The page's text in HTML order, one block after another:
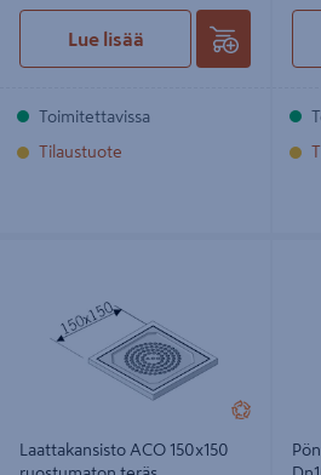
Lue lisää
Toimitettavissa
Tilaustuote
Laattakansisto ACO 150x150